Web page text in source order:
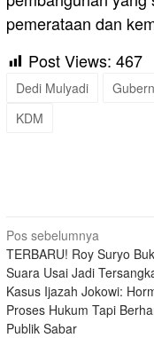
pemerataan dan
Post Views: 467
Dedi Mulyadi
KDM
Navigasi
pos
Pos sebelumnya
TERBARU! Roy Suryo
Suara Usai Jadi
Kasus Ijazah Jokowi:
Proses Hukum Tapi
Publik Sabar